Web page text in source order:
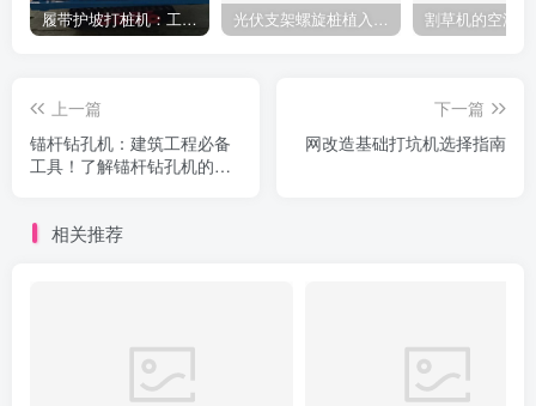
履带护坡打桩机：工地施工利器 光伏支架螺旋桩植入设备：高效光伏支架安装工具，螺旋桩植入快速稳固
上一篇
锚杆钻孔机：建筑工程必备
工具！了解锚杆钻孔机的功
下一篇
网改造基础打坑机选择指南
相关推荐